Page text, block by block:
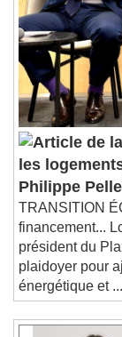
les
Philippe
TRANSITION
financement...
président du
plaidoyer pour
énergétique et ...